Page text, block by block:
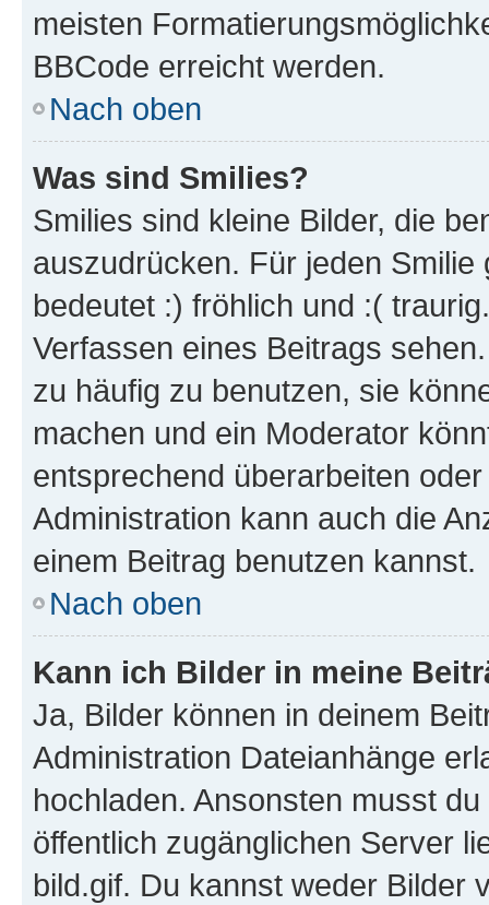
meisten
BBCode erreicht werden.
Nach oben
Was sind Smilies?
Smilies sind kleine Bilder, die
auszudrücken. Für jeden
bedeutet :) fröhlich und :(
Verfassen eines Beitrags
zu häufig zu benutzen, sie
machen und ein Moderator
entsprechend überarbeiten
Administration kann auch die
einem Beitrag benutzen kannst.
Nach oben
Kann ich Bilder in meine
Ja, Bilder können in deinem
Administration Dateianhänge
hochladen. Ansonsten musst
öffentlich zugänglichen Server
bild.gif. Du kannst weder Bilder